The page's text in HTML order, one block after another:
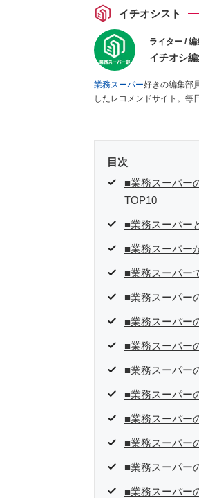
イチオシスト
ライター / 編
イチオシ
業務スーパー好きの編集部
したレコメンドサイト。毎
目次
■業務スーパー
TOP10
■業務スーパー
■業務スーパー
■業務スーパー
■業務スーパー
■業務スーパー
■業務スーパー
■業務スーパー
■業務スーパー
■業務スーパー
■業務スーパー
■業務スーパー
■業務スーパー